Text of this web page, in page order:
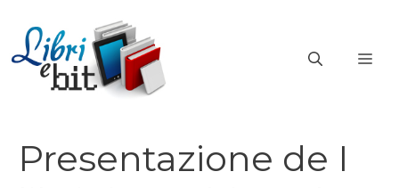
contenuto
Presentazione de I